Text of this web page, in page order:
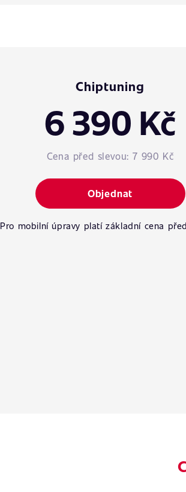
Chiptuning
6 390 Kč
Cena před slevou:7 990 Kč
Objednat
Pro mobilní úpravy platí základní cena